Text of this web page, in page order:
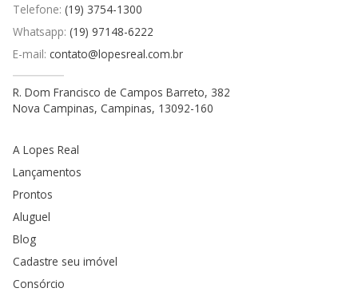
Telefone: (19) 3754-1300
Whatsapp: (19) 97148-6222
E-mail: contato@lopesreal.com.br
R. Dom Francisco de Campos Barreto, 382
Nova Campinas, Campinas, 13092-160
A Lopes Real
Lançamentos
Prontos
Aluguel
Blog
Cadastre seu imóvel
Consórcio